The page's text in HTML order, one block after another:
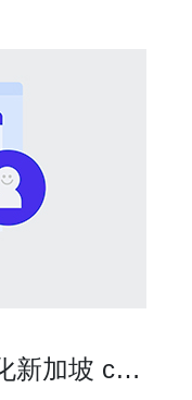
新加坡 cn2